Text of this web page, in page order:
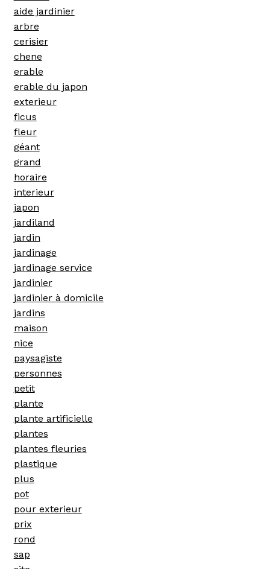
aide jardinier
arbre
cerisier
chene
erable
erable du japon
exterieur
ficus
fleur
géant
grand
horaire
interieur
japon
jardiland
jardin
jardinage
jardinage service
jardinier
jardinier à domicile
jardins
maison
nice
paysagiste
personnes
petit
plante
plante artificielle
plantes
plantes fleuries
plastique
plus
pot
pour exterieur
prix
rond
sap